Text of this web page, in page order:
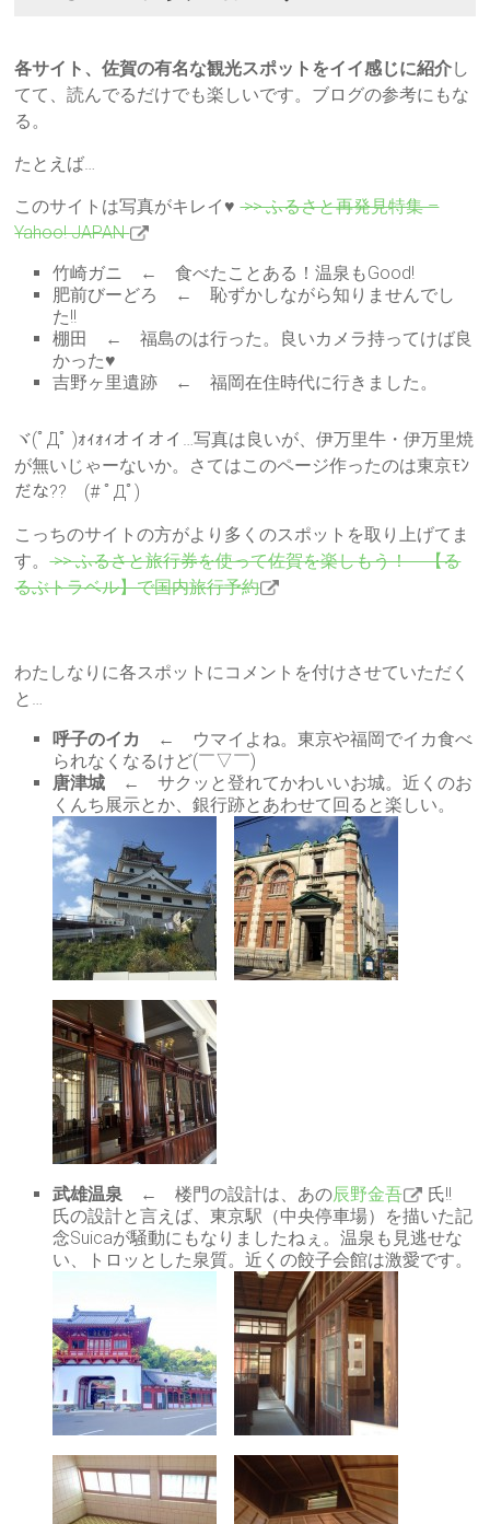
各サイト、佐賀の有名な観光スポットをイイ感じに紹介し
てて、読んでるだけでも楽しいです。ブログの参考にもな
る。
たとえば…
このサイトは写真がキレイ♥>> ふるさと再発見特集 –
Yahoo! JAPAN
竹崎ガニ ← 食べたことある！温泉もGood!
肥前びーどろ ← 恥ずかしながら知りませんでし
た!!
棚田 ← 福島のは行った。良いカメラ持ってけば良
かった♥
吉野ヶ里遺跡 ← 福岡在住時代に行きました。
ヾ(ﾟДﾟ )ｫｨｫｨオイオイ…写真は良いが、伊万里牛・伊万里焼
が無いじゃーないか。さてはこのページ作ったのは東京ﾓﾝ
だな?? (# ﾟДﾟ)
こっちのサイトの方がより多くのスポットを取り上げてま
す。>> ふるさと旅行券を使って佐賀を楽しもう！ 【る
るぶトラベル】で国内旅行予約
わたしなりに各スポットにコメントを付けさせていただく
と…
呼子のイカ
← ウマイよね。東京や福岡でイカ食べ
られなくなるけど(￣▽￣)
唐津城 ← サクッと登れてかわいいお城。近くのお
くんち展示とか、銀行跡とあわせて回ると楽しい。
武雄温泉 ← 楼門の設計は、あの辰野金吾
氏!!
氏の設計と言えば、東京駅（中央停車場）を描いた記
念Suicaが騒動にもなりましたねぇ。温泉も見逃せな
い、トロッとした泉質。近くの餃子会館は激愛です。